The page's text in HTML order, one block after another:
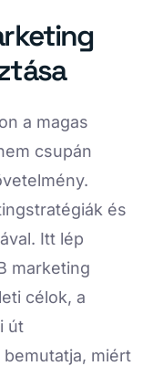
a magas
csupán
és
Itt lép
marketing
célok, a
út
bemutatja, miért